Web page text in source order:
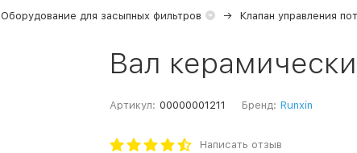
Оборудование для засыпных фильтров Клапан управления
Вал
Артикул: 00000001211 Бренд: Runxin
Написать отзыв